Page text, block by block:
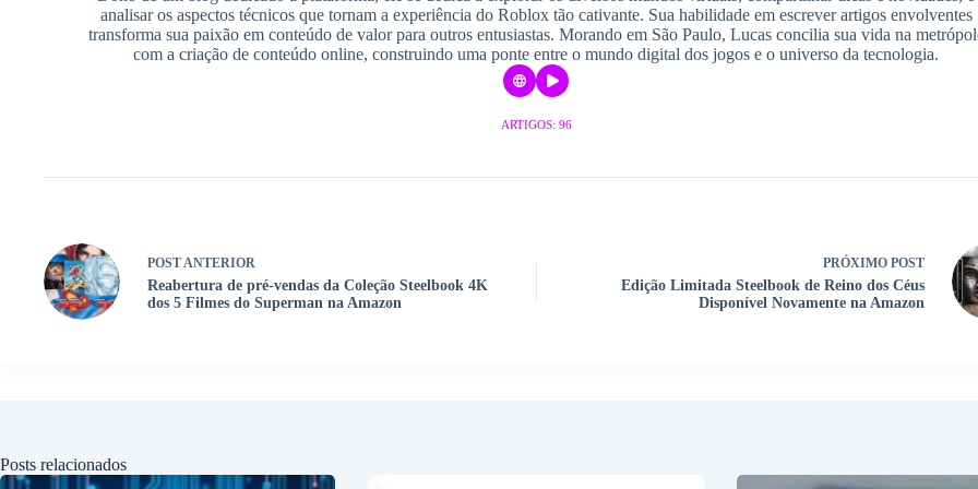
analisar os aspectos técnicos que tornam a experiência do Roblox tão cativante. Sua habilidade em escrever artigos envolventes
transforma sua paixão em conteúdo de valor para outros entusiastas. Morando em São Paulo, Lucas concilia sua vida na
com a criação de conteúdo online, construindo uma ponte entre o mundo digital dos jogos e o universo da tecnologia.
ARTIGOS: 96
POST ANTERIOR
Reabertura de pré-vendas da Coleção Steelbook 4K
dos 5 Filmes do Superman na Amazon
PRÓXIMO POST
Edição Limitada Steelbook de Reino dos Céus
Disponível Novamente na Amazon
Posts relacionados